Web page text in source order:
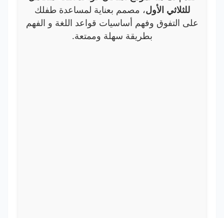
للثلاثي الأول، مصمم بعناية لمساعدة طفلك
على التفوق وفهم أساسيات قواعد اللغة و الفهم
بطريقة سهلة وممتعة.